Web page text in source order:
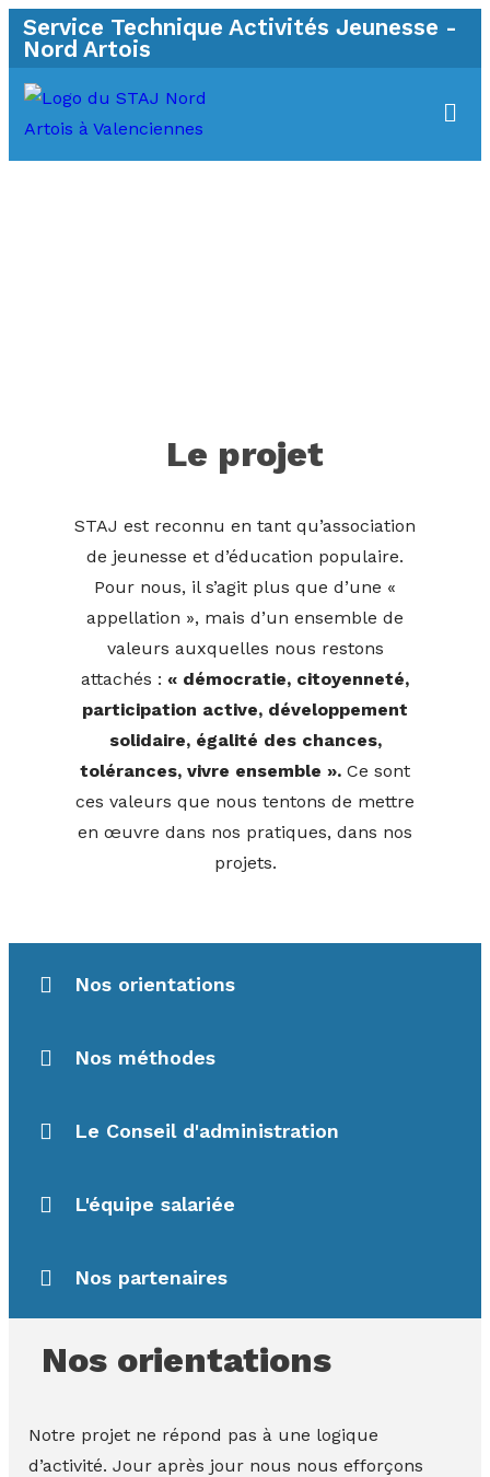
Service Technique Activités Jeunesse -
Nord Artois
Nos orientations
Nos méthodes
Le Conseil d'administration
L'équipe salariée
Nos partenaires
Le projet
STAJ est reconnu en tant qu’association
de jeunesse et d’éducation populaire.
Pour nous, il s’agit plus que d’une «
appellation », mais d’un ensemble de
valeurs auxquelles nous restons
attachés : « démocratie, citoyenneté,
participation active, développement
solidaire, égalité des chances,
tolérances, vivre ensemble ». Ce sont
ces valeurs que nous tentons de mettre
en œuvre dans nos pratiques, dans nos
projets.
Nos orientations
Notre projet ne répond pas à une logique
d’activité. Jour après jour nous nous efforçons